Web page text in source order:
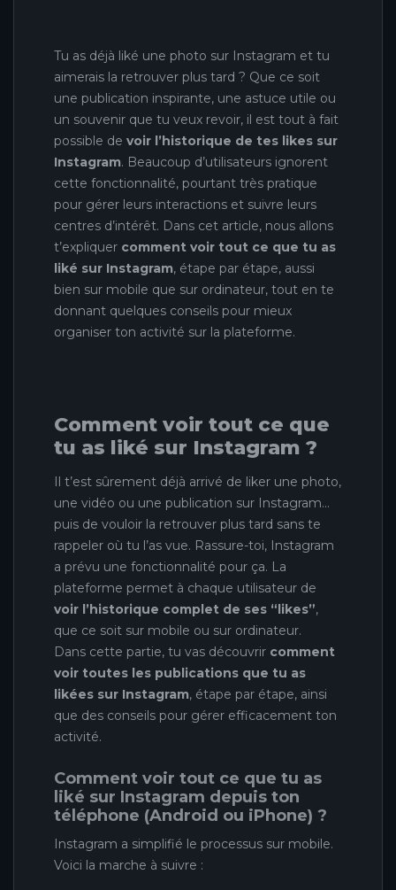
Tu as déjà liké une photo sur Instagram et tu
aimerais la retrouver plus tard ? Que ce soit
une publication inspirante, une astuce utile ou
un souvenir que tu veux revoir, il est tout à fait
possible de voir l’historique de tes likes sur
Instagram. Beaucoup d’utilisateurs ignorent
cette fonctionnalité, pourtant très pratique
pour gérer leurs interactions et suivre leurs
centres d’intérêt. Dans cet article, nous allons
t’expliquer comment voir tout ce que tu as
liké sur Instagram, étape par étape, aussi
bien sur mobile que sur ordinateur, tout en te
donnant quelques conseils pour mieux
organiser ton activité sur la plateforme.
Comment voir tout ce que
tu as liké sur Instagram ?
Il t’est sûrement déjà arrivé de liker une photo,
une vidéo ou une publication sur Instagram…
puis de vouloir la retrouver plus tard sans te
rappeler où tu l’as vue. Rassure-toi, Instagram
a prévu une fonctionnalité pour ça. La
plateforme permet à chaque utilisateur de
voir l’historique complet de ses “likes”,
que ce soit sur mobile ou sur ordinateur.
Dans cette partie, tu vas découvrir comment
voir toutes les publications que tu as
likées sur Instagram, étape par étape, ainsi
que des conseils pour gérer efficacement ton
activité.
Comment voir tout ce que tu as
liké sur Instagram depuis ton
téléphone (Android ou iPhone) ?
Instagram a simplifié le processus sur mobile.
Voici la marche à suivre :